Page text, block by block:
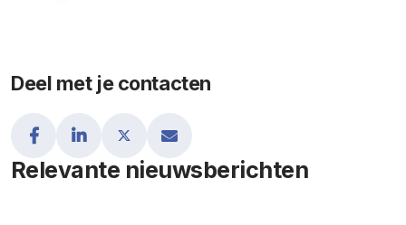
Deel met je contacten
Relevante nieuwsberichten